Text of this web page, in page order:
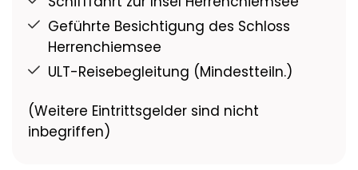
Geführte Besichtigung des Schloss
Herrenchiemsee
ULT-Reisebegleitung (Mindestteiln.)
(Weitere Eintrittsgelder sind nicht
inbegriffen)